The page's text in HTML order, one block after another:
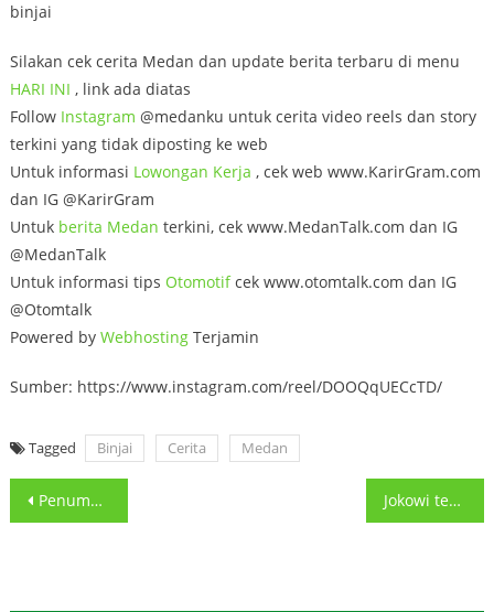
binjai
Silakan cek cerita Medan dan update berita terbaru di menu
HARI INI , link ada diatas
Follow Instagram @medanku untuk cerita video reels dan story
terkini yang tidak diposting ke web
Untuk informasi Lowongan Kerja , cek web www.KarirGram.com
dan IG @KarirGram
Untuk berita Medan terkini, cek www.MedanTalk.com dan IG
@MedanTalk
Untuk informasi tips Otomotifcek www.otomtalk.com dan IG
@Otomtalk
Powered by WebhostingTerjamin
Sumber: https://www.instagram.com/reel/DOOQqUECcTD/
Tagged Binjai Cerita Medan
Post
Penumpang Tak Mau Pakai Helm Meresahkan Driver Ojol di Medan Jokowi terlihat kembali di Medan Menurut pengirim video sempat ketemu